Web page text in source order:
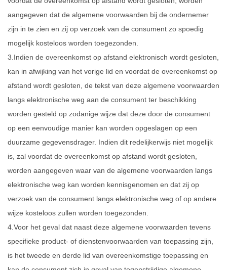
aangegeven dat de algemene voorwaarden bij de ondernemer
zijn in te zien en zij op verzoek van de consument zo spoedig
mogelijk kosteloos worden toegezonden.
3.Indien de overeenkomst op afstand elektronisch wordt gesloten,
kan in afwijking van het vorige lid en voordat de overeenkomst op
afstand wordt gesloten, de tekst van deze algemene voorwaarden
langs elektronische weg aan de consument ter beschikking
worden gesteld op zodanige wijze dat deze door de consument
op een eenvoudige manier kan worden opgeslagen op een
duurzame gegevensdrager. Indien dit redelijkerwijs niet mogelijk
is, zal voordat de overeenkomst op afstand wordt gesloten,
worden aangegeven waar van de algemene voorwaarden langs
elektronische weg kan worden kennisgenomen en dat zij op
verzoek van de consument langs elektronische weg of op andere
wijze kosteloos zullen worden toegezonden.
4.Voor het geval dat naast deze algemene voorwaarden tevens
specifieke product- of dienstenvoorwaarden van toepassing zijn,
is het tweede en derde lid van overeenkomstige toepassing en